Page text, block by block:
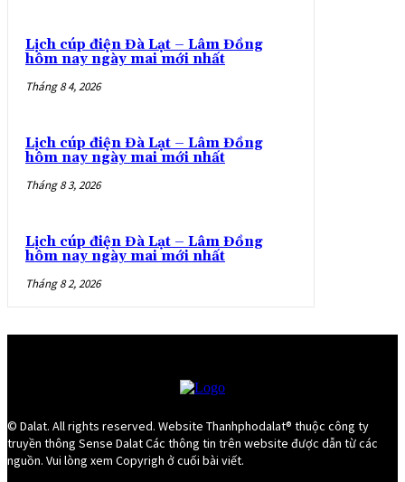
Lịch cúp điện Đà Lạt – Lâm Đồng
hôm nay ngày mai mới nhất
Tháng 8 4, 2026
Lịch cúp điện Đà Lạt – Lâm Đồng
hôm nay ngày mai mới nhất
Tháng 8 3, 2026
Lịch cúp điện Đà Lạt – Lâm Đồng
hôm nay ngày mai mới nhất
Tháng 8 2, 2026
© Dalat. All rights reserved. Website Thanhphodalat® thuộc công ty
truyền thông Sense Dalat Các thông tin trên website được dẫn từ các
nguồn. Vui lòng xem Copyrigh ở cuối bài viết.